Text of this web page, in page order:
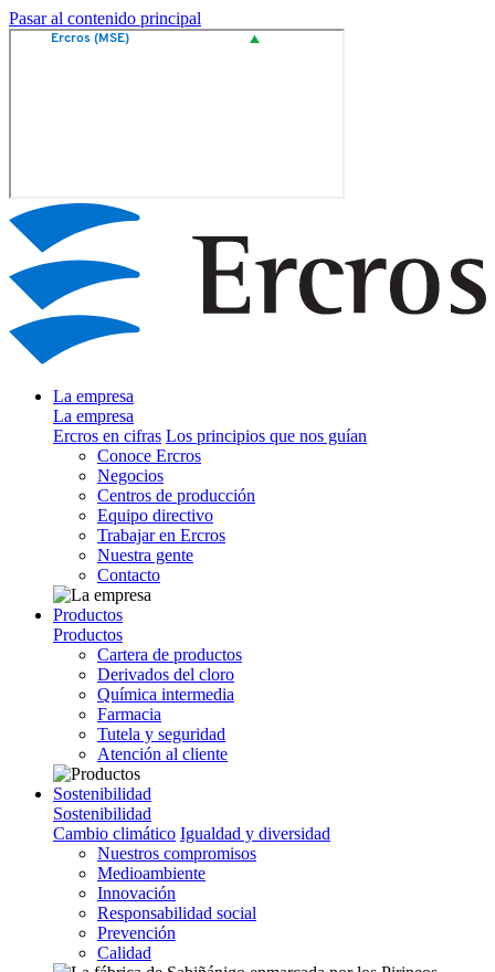
Pasar al contenido principal
La empresa
La empresa
Ercros en cifras Los principios que nos guían
Conoce Ercros
Negocios
Centros de producción
Equipo directivo
Trabajar en Ercros
Nuestra gente
Contacto
Productos
Productos
Cartera de productos
Derivados del cloro
Química intermedia
Farmacia
Tutela y seguridad
Atención al cliente
Sostenibilidad
Sostenibilidad
Cambio climático Igualdad y diversidad
Nuestros compromisos
Medioambiente
Innovación
Responsabilidad social
Prevención
Calidad